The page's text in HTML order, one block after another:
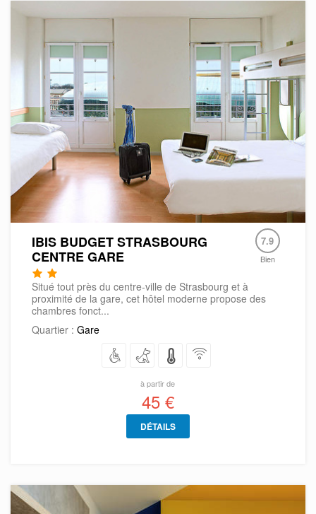
IBIS BUDGET STRASBOURG
CENTRE GARE
7.9
Bien
Situé tout près du centre-ville de Strasbourg et à
proximité de la gare, cet hôtel moderne propose des
chambres fonct...
Quartier : Gare
à partir de
45 €
DÉTAILS